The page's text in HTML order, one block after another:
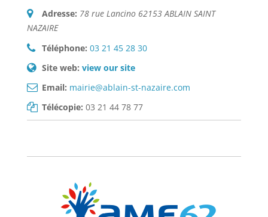
Adresse: 78 rue Lancino 62153 ABLAIN SAINT
NAZAIRE
Téléphone: 03 21 45 28 30
Site web: view our site
Email: mairie@ablain-st-nazaire.com
Télécopie: 03 21 44 78 77